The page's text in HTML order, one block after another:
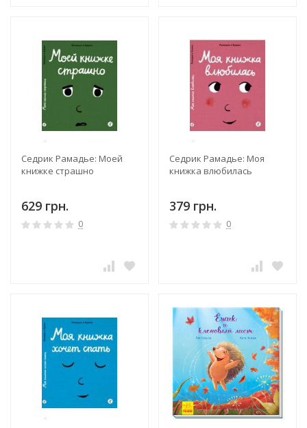
Седрик Рамадье: Моей
книжке страшно
629 грн.
0
Седрик Рамадье: Моя
книжка влюбилась
379 грн.
0